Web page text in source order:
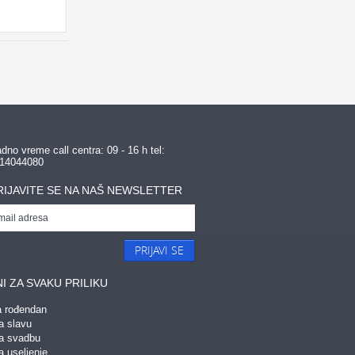
vreme call centra: 09 - 16 h tel:
SE NA NAŠ NEWSLETTER
PRIJAVI SE
ZA SVAKU PRILIKU
rođendan
slavu
svadbu
useljenje